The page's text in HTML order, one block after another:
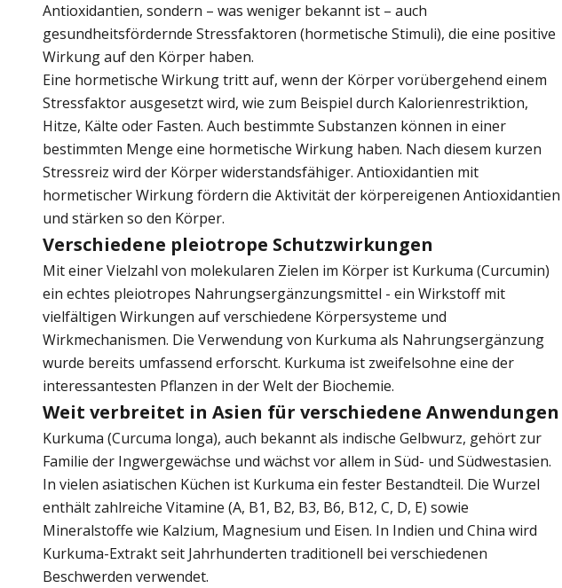
Antioxidantien, sondern – was weniger bekannt ist – auch
gesundheitsfördernde Stressfaktoren (hormetische Stimuli), die eine positive
Wirkung auf den Körper haben.
Eine hormetische Wirkung tritt auf, wenn der Körper vorübergehend einem
Stressfaktor ausgesetzt wird, wie zum Beispiel durch Kalorienrestriktion,
Hitze, Kälte oder Fasten. Auch bestimmte Substanzen können in einer
bestimmten Menge eine hormetische Wirkung haben. Nach diesem kurzen
Stressreiz wird der Körper widerstandsfähiger. Antioxidantien mit
hormetischer Wirkung fördern die Aktivität der körpereigenen Antioxidantien
und stärken so den Körper.
Verschiedene pleiotrope Schutzwirkungen
Mit einer Vielzahl von molekularen Zielen im Körper ist Kurkuma (Curcumin)
ein echtes pleiotropes Nahrungsergänzungsmittel - ein Wirkstoff mit
vielfältigen Wirkungen auf verschiedene Körpersysteme und
Wirkmechanismen. Die Verwendung von Kurkuma als Nahrungsergänzung
wurde bereits umfassend erforscht. Kurkuma ist zweifelsohne eine der
interessantesten Pflanzen in der Welt der Biochemie.
Weit verbreitet in Asien für verschiedene Anwendungen
Kurkuma (Curcuma longa), auch bekannt als indische Gelbwurz, gehört zur
Familie der Ingwergewächse und wächst vor allem in Süd- und Südwestasien.
In vielen asiatischen Küchen ist Kurkuma ein fester Bestandteil. Die Wurzel
enthält zahlreiche Vitamine (A, B1, B2, B3, B6, B12, C, D, E) sowie
Mineralstoffe wie Kalzium, Magnesium und Eisen. In Indien und China wird
Kurkuma-Extrakt seit Jahrhunderten traditionell bei verschiedenen
Beschwerden verwendet.